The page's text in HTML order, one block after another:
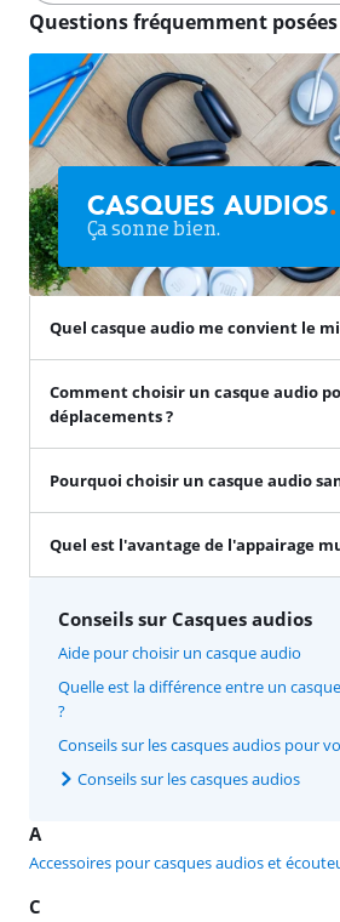
Questions fréquemment posées
Quel casque audio me convient le
Comment choisir un casque audio
déplacements ?
Pourquoi choisir un casque audio
Quel est l'avantage de l'appairage
CASQUES AUDIOS.
Ça sonne bien.
Conseils sur Casques audios
Aide pour choisir un casque audio
Quelle est la différence entre un
?
Conseils sur les casques audios pour
Conseils sur les casques audios
A
Accessoires pour casques audios et
C